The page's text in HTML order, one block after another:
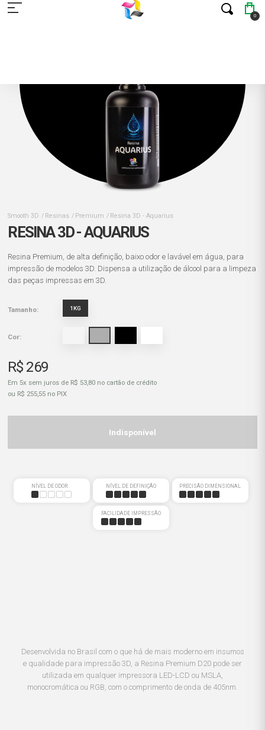
0
Smooth 3D Resinas Premium Resina 3D - Aquarius
RESINA 3D - AQUARIUS
Resina Premium, de alta definição, baixo odor e lavável em água, para
impressão de modelos 3D. Dispensa a utilização de álcool para a limpeza
das peças impressas em 3D.
Tamanho: 1KG
Cor:
R$ 269
Em 5x sem juros de R$ 53,80 no cartão de crédito
ou R$ 255,55 no PIX
Indisponível
NÍVEL DE ODOR: NÍVEL DE DEFINIÇÃO PRECISÃO DIMENSIONAL
FACILIDADE IMPRESSÃO
Desenvolvida no Brasil com o que há de mais moderno em insumos
e qualidade para impressão 3D, a Resina Premium D20 pode ser
utilizada em qualquer impressora LED-LCD ou MSLA,
monocromática ou RGB, com o comprimento de onda de 405nm.